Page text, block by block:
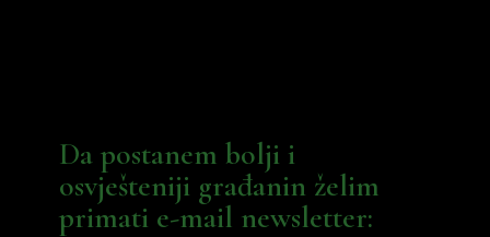
Da postanem bolji i
osvješteniji građanin želim
primati e-mail newsletter: